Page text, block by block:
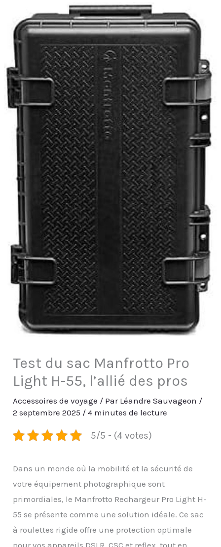
Test du sac Manfrotto Pro
Light H-55, l’allié des pros
Accessoires de voyage / Par Léandre Sauvageon /
2 septembre 2025 /4 minutes de lecture
5/5 - (4 votes)
Dans un monde où la mobilité et la sécurité de
votre équipement photographique sont
primordiales, le Manfrotto Rechargeur Pro Light H-
55 se présente comme une solution idéale. Ce sac
à roulettes rigide offre une protection optimale
pour vos appareils DSLR, CSC et reflex, tout en